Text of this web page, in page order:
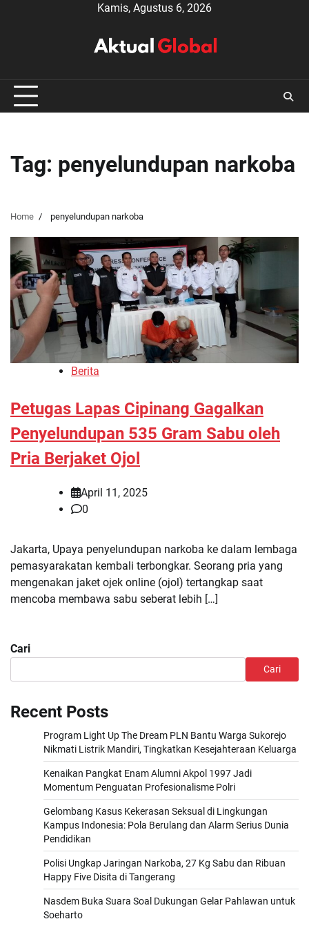
Kamis, Agustus 6, 2026
Tag: penyelundupan narkoba
Home penyelundupan narkoba
Berita
Petugas Lapas Cipinang Gagalkan
Penyelundupan 535 Gram Sabu oleh
Pria Berjaket Ojol
April 11, 2025
0
Jakarta, Upaya penyelundupan narkoba ke dalam lembaga
pemasyarakatan kembali terbongkar. Seorang pria yang
mengenakan jaket ojek online (ojol) tertangkap saat
mencoba membawa sabu seberat lebih […]
Cari
Cari
Recent Posts
Program Light Up The Dream PLN Bantu Warga Sukorejo
Nikmati Listrik Mandiri, Tingkatkan Kesejahteraan Keluarga
Kenaikan Pangkat Enam Alumni Akpol 1997 Jadi
Momentum Penguatan Profesionalisme Polri
Gelombang Kasus Kekerasan Seksual di Lingkungan
Kampus Indonesia: Pola Berulang dan Alarm Serius Dunia
Pendidikan
Polisi Ungkap Jaringan Narkoba, 27 Kg Sabu dan Ribuan
Happy Five Disita di Tangerang
Nasdem Buka Suara Soal Dukungan Gelar Pahlawan untuk
Soeharto